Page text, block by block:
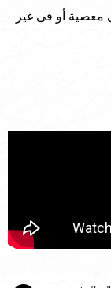
معصية أو فى غير